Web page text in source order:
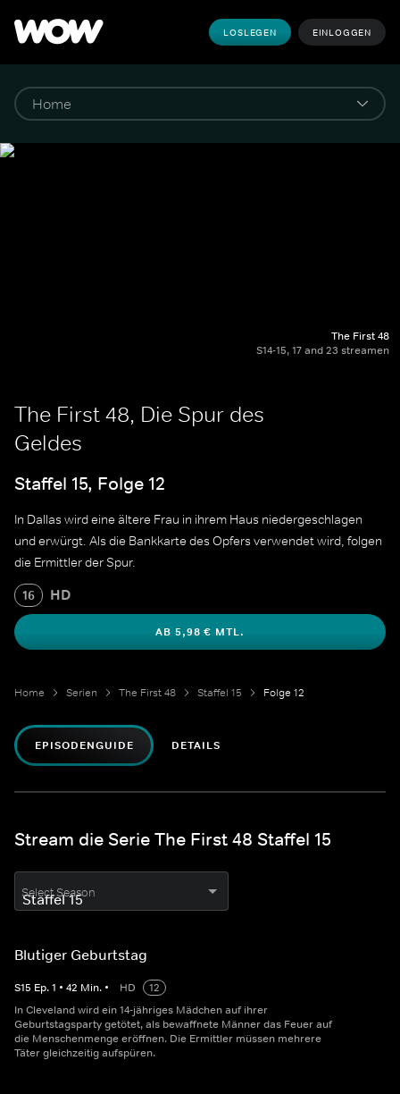
LOSLEGEN EINLOGGEN
The First 48
S14-15, 17 and 23 streamen
The First 48, Die Spur des
Geldes
Staffel 15, Folge 12
In Dallas wird eine ältere Frau in ihrem Haus niedergeschlagen
und erwürgt. Als die Bankkarte des Opfers verwendet wird, folgen
die Ermittler der Spur.
16 HD
AB 5,98 € MTL.
Home Serien The First 48 Staffel 15 Folge 12
EPISODENGUIDE DETAILS
Stream die Serie The First 48 Staffel 15
Select Season
Blutiger Geburtstag
S15 Ep.1 • 42 Min. • HD
12
In Cleveland wird ein 14-jähriges Mädchen auf ihrer
Geburtstagsparty getötet, als bewaffnete Männer das Feuer auf
die Menschenmenge eröffnen. Die Ermittler müssen mehrere
Täter gleichzeitig aufspüren.